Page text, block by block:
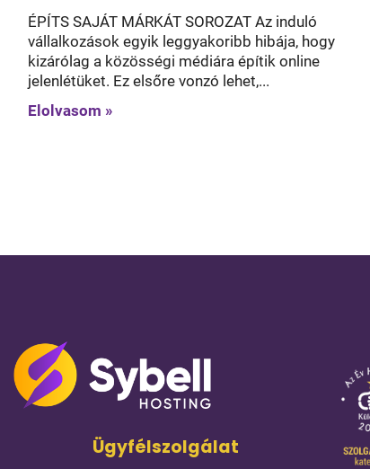
ÉPÍTS SAJÁT MÁRKÁT SOROZAT Az induló
vállalkozások egyik leggyakoribb hibája, hogy
kizárólag a közösségi médiára építik online
jelenlétüket. Ez elsőre vonzó lehet,...
Elolvasom »
Ügyfélszolgálat